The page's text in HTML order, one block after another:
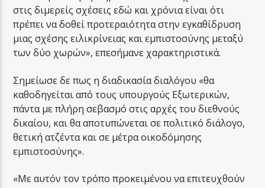
στις διμερείς σχέσεις εδώ και χρόνια είναι ότι
πρέπει να δοθεί προτεραιότητα στην εγκαθίδρυση
μιας σχέσης ειλικρίνειας και εμπιστοσύνης μεταξύ
των δύο χωρών», επεσήμανε χαρακτηριστικά.
Σημείωσε δε πως η διαδικασία διαλόγου «θα
καθοδηγείται από τους υπουργούς Εξωτερικών,
πάντα με πλήρη σεβασμό στις αρχές του διεθνούς
δικαίου, και θα αποτυπώνεται σε πολιτικό διάλογο,
θετική ατζέντα και σε μέτρα οικοδόμησης
εμπιστοσύνης».
«Με αυτόν τον τρόπο προκειμένου να επιτευχθούν